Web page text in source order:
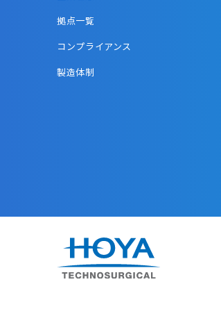
拠点一覧
コンプライアンス
製造体制